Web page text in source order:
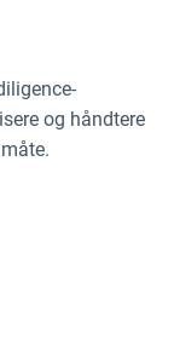
og håndtere